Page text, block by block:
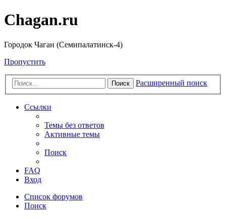
Chagan.ru
Городок Чаган (Семипалатинск-4)
Пропустить
Поиск Расширенный поиск
Ссылки
Темы без ответов
Активные темы
Поиск
FAQ
Вход
Список форумов
Поиск